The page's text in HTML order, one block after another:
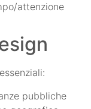
attenzione
pubbliche